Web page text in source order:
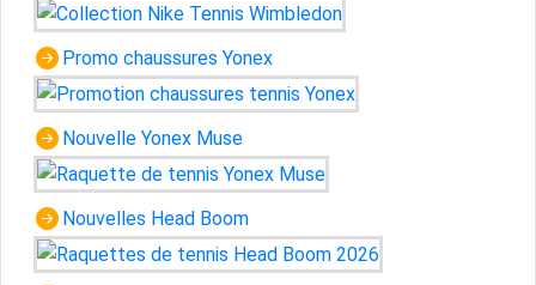
Promo chaussures Yonex
Nouvelle Yonex Muse
Nouvelles Head Boom